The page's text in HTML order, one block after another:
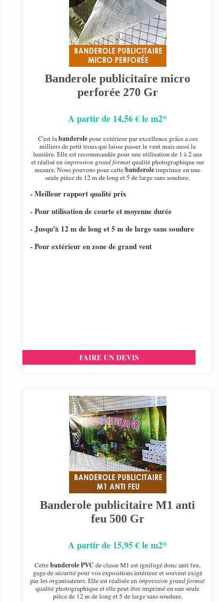
Banderole publicitaire micro
perforée 270 Gr
A partir de 14,56 € le m2*
C'est labanderolepour extérieur par excellence grâce a ces
milliers de petit trous qui laisse passer le vent mais aussi la
lumière. Elle est recommandée pour une utilisation de 1 à 2 ans
et réalisé enimpression grand formatqualité photographique sur
mesure. Nous pouvons pour cettebanderoleimprimer en une
seule pièce de 12 m de long et 5 de large sans soudure.
- Meilleur rapport qualité prix
- Pour utilisation de courte et moyenne durée
- Jusqu'à 12 m de long et 5 m de large sans soudure
- Pour extérieur en zone de grand vent
FAIRE UN DEVIS
Banderole publicitaire M1 anti
feu 500 Gr
A partir de 15,95 € le m2*
Cettebanderole PVC de classe M1 est ignifugé donc anti feu,
gage de sécurité pour vos expositions intérieur et souvent exigé
par les organisateurs. Elle est réalisée enimpression grand format
qualité photographique et elle peut être imprimé en une seule
pièce de 12 m de long et 5 de large sans soudure.